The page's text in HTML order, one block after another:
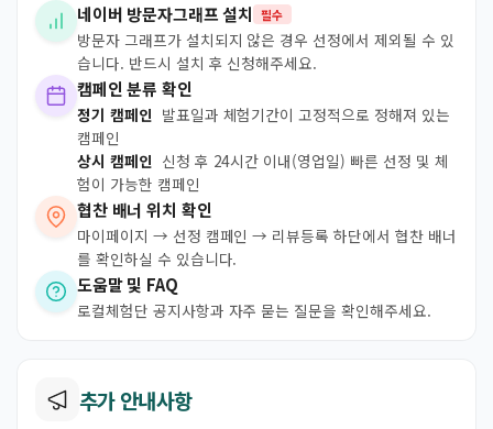
네이버 방문자그래프 설치 필수
방문자 그래프가 설치되지 않은 경우 선정에서 제외될 수 있
습니다. 반드시 설치 후 신청해주세요.
캠페인 분류 확인
정기 캠페인 발표일과 체험기간이 고정적으로 정해져 있는
캠페인
상시 캠페인 신청 후 24시간 이내(영업일) 빠른 선정 및 체
험이 가능한 캠페인
협찬 배너 위치 확인
마이페이지 → 선정 캠페인 → 리뷰등록 하단에서 협찬 배너
를 확인하실 수 있습니다.
도움말 및 FAQ
로컬체험단 공지사항과 자주 묻는 질문을 확인해주세요.
추가 안내사항